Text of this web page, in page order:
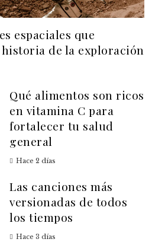
espaciales que
de la exploración
Qué alimentos son ricos
en vitamina C para
fortalecer tu salud
general
Hace 2 días
Las canciones más
versionadas de todos
los tiempos
Hace 3 días